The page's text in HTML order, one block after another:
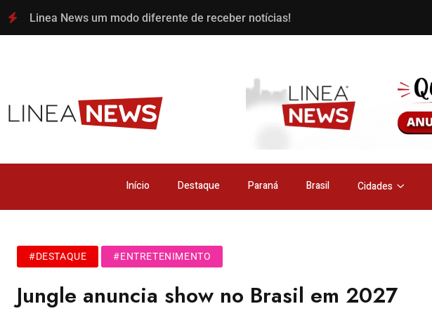
Linea News um modo diferente de receber notícias!
Início Destaque Paraná Brasil Cidades
#DESTAQUE #ENTRETENIMENTO
Jungle anuncia show no Brasil em 2027